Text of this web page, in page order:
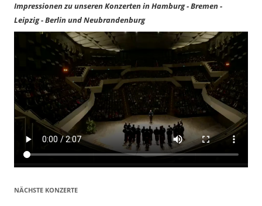
Impressionen zu unseren Konzerten in Hamburg - Bremen -
Leipzig - Berlin und Neubrandenburg
NÄCHSTE KONZERTE